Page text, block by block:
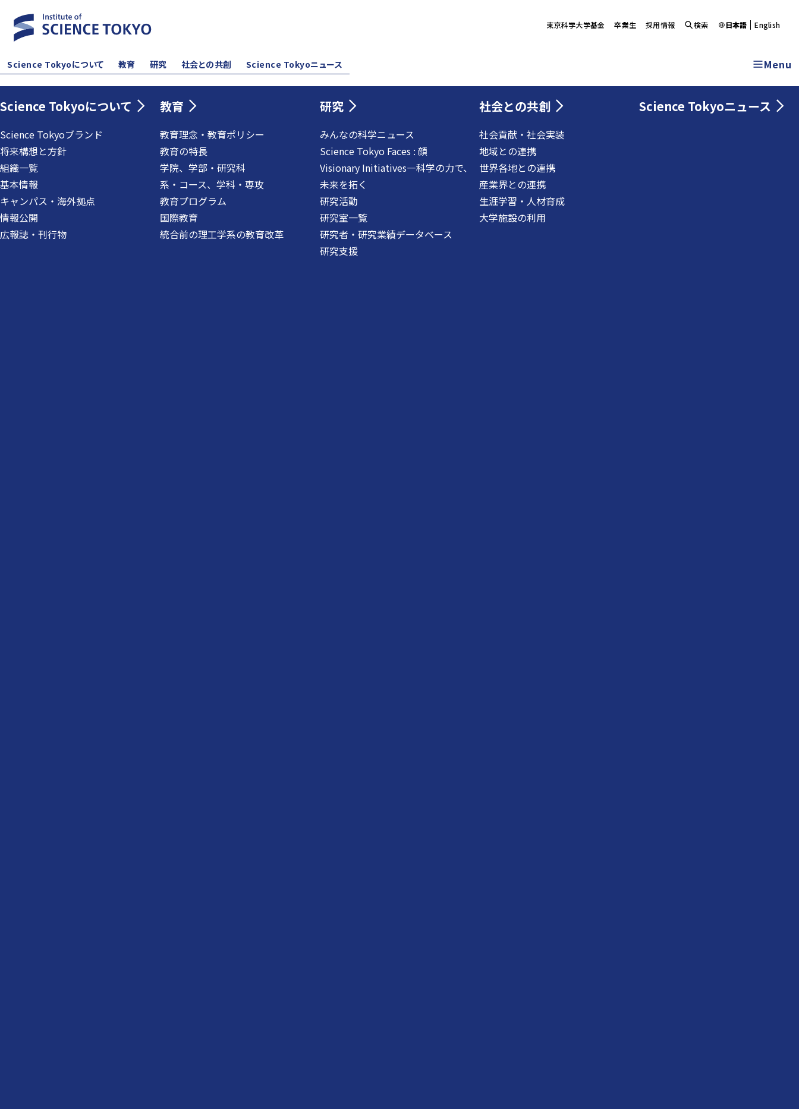
Science Tokyoについて 教育 研究 社会との共創 Science Tokyoニュース Menu
Science Tokyoについて
Science Tokyoブランド
将来構想と方針
組織一覧
基本情報
キャンパス・海外拠点
情報公開
広報誌・刊行物
教育
教育理念・教育ポリシー
教育の特長
学院、学部・研究科
系・コース、学科・専攻
教育プログラム
国際教育
統合前の理工学系の教育改革
研究
みんなの科学ニュース
Science Tokyo Faces : 顔
Visionary Initiatives―科学の力で、
未来を拓く
研究活動
研究室一覧
研究者・研究業績データベース
研究支援
社会との共創
社会貢献・社会実装
地域との連携
世界各地との連携
産業界との連携
生涯学習・人材育成
大学施設の利用
Science Tokyoニュース
東京科学大学基金 卒業生 採用情報 検索 日本語 English